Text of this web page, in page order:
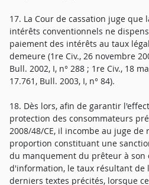
17. La Cour de cassation juge
intérêts conventionnels ne
paiement des intérêts au taux
demeure (1re Civ., 26 novembre
Bull. 2002, I, n° 288 ; 1re Civ., 18
17.761, Bull. 2003, I, n° 84).
18. Dès lors, afin de garantir
protection des consommateurs
2008/48/CE, il incombe au juge
proportion constituant une
du manquement du prêteur à son
d'information, le taux résultant de
derniers textes précités, lorsque